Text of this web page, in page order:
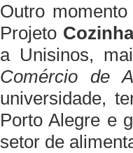
Outro
Projeto
a Unisinos,
Comércio de
universidade,
Porto Alegre e
setor de